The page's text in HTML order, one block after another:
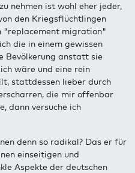
nehmen ist wohl eher jeder,
den Kriegsflüchtlingen
"replacement migration"
die in einem gewissen
Bevölkerung anstatt sie
wäre und eine rein
stattdessen lieber durch
die mir offenbar
dann versuche ich
denn so radikal? Das er für
einseitigen und
Aspekte der deutschen